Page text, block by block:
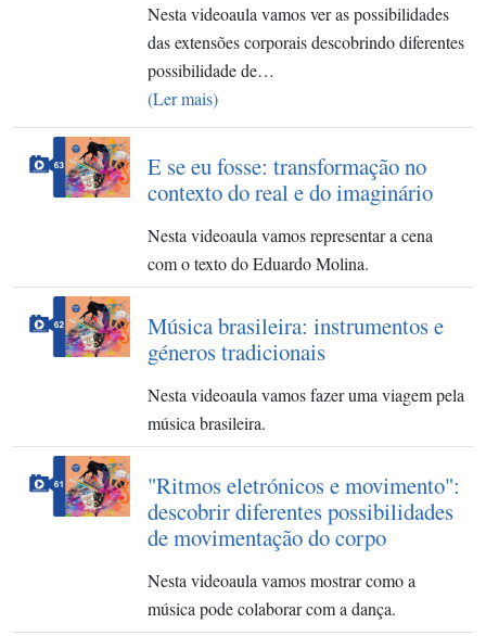
Nesta videoaula vamos ver as possibilidades
das extensões corporais descobrindo diferentes
possibilidade de…
(Ler mais)
E se eu fosse: transformação no
contexto do real e do imaginário
Nesta videoaula vamos representar a cena
com o texto do Eduardo Molina.
Música brasileira: instrumentos e
géneros tradicionais
Nesta videoaula vamos fazer uma viagem pela
música brasileira.
"Ritmos eletrónicos e movimento":
descobrir diferentes possibilidades
de movimentação do corpo
Nesta videoaula vamos mostrar como a
música pode colaborar com a dança.